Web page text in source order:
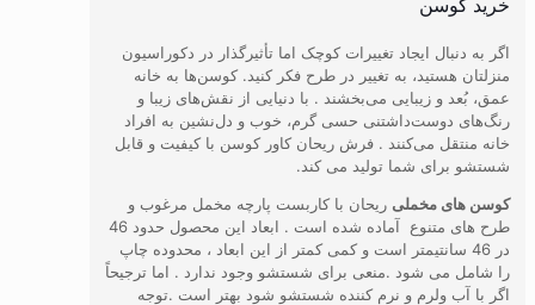
اگر به دنبال ایجاد تغییرات کوچک اما تأثیرگذار در دکوراسیون
منزلتان هستید، به تغییر در طرح فکر کنید. کوسن‌ها به خانه
عمق، بُعد و زیبایی می‌بخشند . با دنیایی از نقش‌های زیبا و
رنگ‌های دوست‌داشتنی حسی گرم، خوب و دل‌نشین به افراد
خانه منتقل می‌کنند . فرش ریحان کاور کوسن با کیفیت و قابل
شستشو برای شما تولید می کند.
کوسن های مخملی ریحان با کاربست پارچه مخمل مرغوب و
طرح های متنوع آماده شده است . ابعاد این محصول حدود 46
در 46 سانتیمتر است و کمی کمتر از این ابعاد ، محدوده چاپ
را شامل می شود .منعی برای شستشو وجود ندارد . اما ترجیحاً
اگر با آب ولرم و نرم کننده شستشو شود بهتر است .توجه